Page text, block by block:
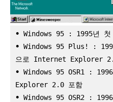
• Windows 95 : 1995년 첫
• Windows 95 Plus! :
으로 Internet Explorer
• Windows 95 OSR1 :
Explorer 2.0 포함
• Windows 95 OSR2 :